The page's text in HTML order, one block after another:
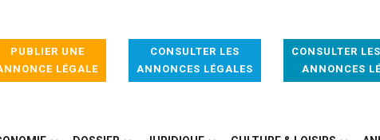
PUBLIER UNE
LÉGALE
CONSULTER LES
ANNONCES LÉGALES
CONSULTER
ANNONCES